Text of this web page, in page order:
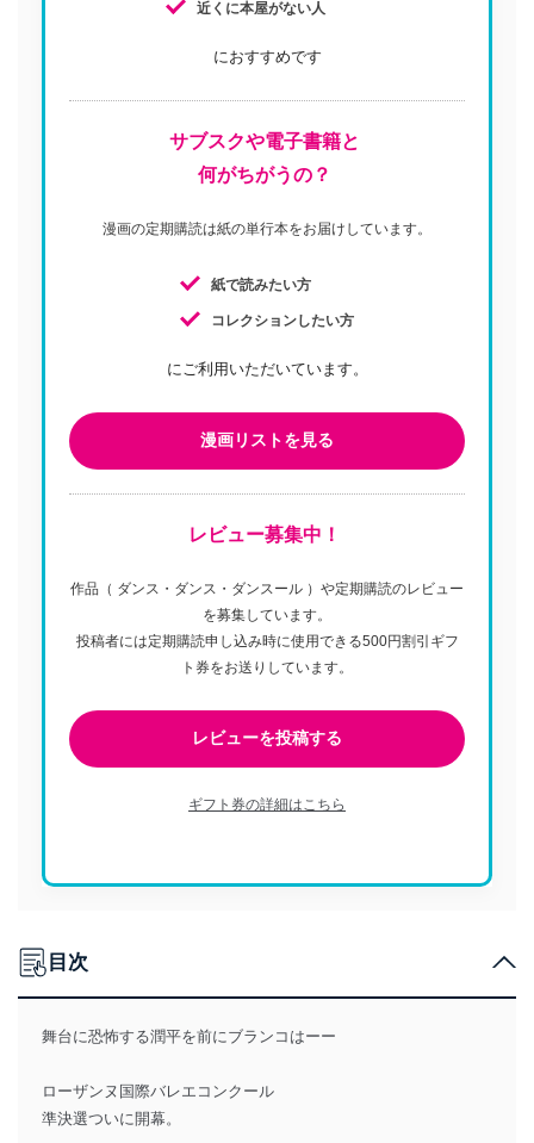
近くに本屋がない人
におすすめです
サブスクや電子書籍と
何がちがうの？
漫画の定期購読は紙の単行本をお届けしています。
紙で読みたい方
コレクションしたい方
にご利用いただいています。
漫画リストを見る
レビュー募集中！
作品（ ダンス・ダンス・ダンスール ）や定期購読のレビュー
を募集しています。
投稿者には定期購読申し込み時に使用できる500円割引ギフ
ト券をお送りしています。
レビューを投稿する
ギフト券の詳細はこちら
目次
舞台に恐怖する潤平を前にブランコはーー
ローザンヌ国際バレエコンクール
準決選ついに開幕。